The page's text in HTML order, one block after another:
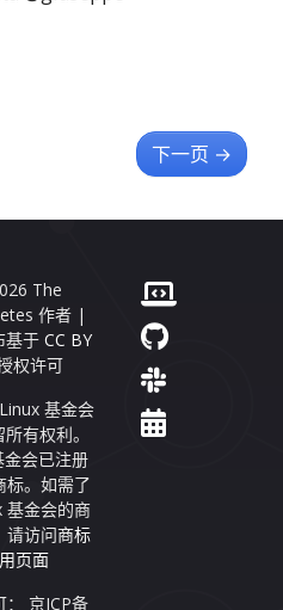
下一页 →
The
作者 |
基于 CC BY
权许可
基金会
有权利。
金会已注册
标。如需了
基金会的商
请访问商标
页面
： 京ICP备